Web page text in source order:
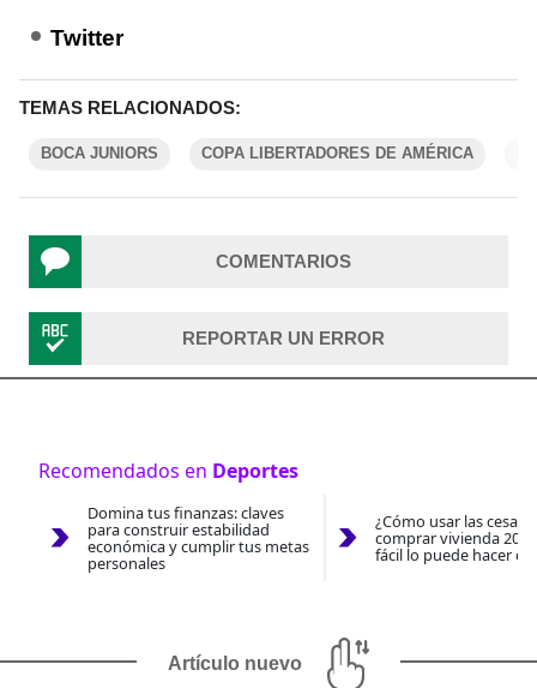
Twitter
TEMAS RELACIONADOS:
BOCA JUNIORS COPA LIBERTADORES DE AMÉRICA
COMENTARIOS
REPORTAR UN ERROR
Recomendados en Deportes
Domina tus finanzas: claves
para construir estabilidad
económica y cumplir tus metas
personales
¿Cómo usar las
comprar vivienda
fácil lo puede hacer
Artículo nuevo